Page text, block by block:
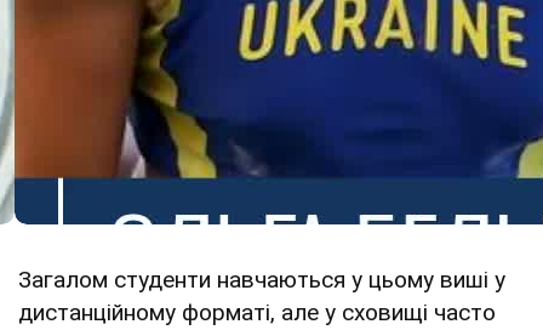
Загалом студенти навчаються у цьому виші у
дистанційному форматі, але у сховищі часто